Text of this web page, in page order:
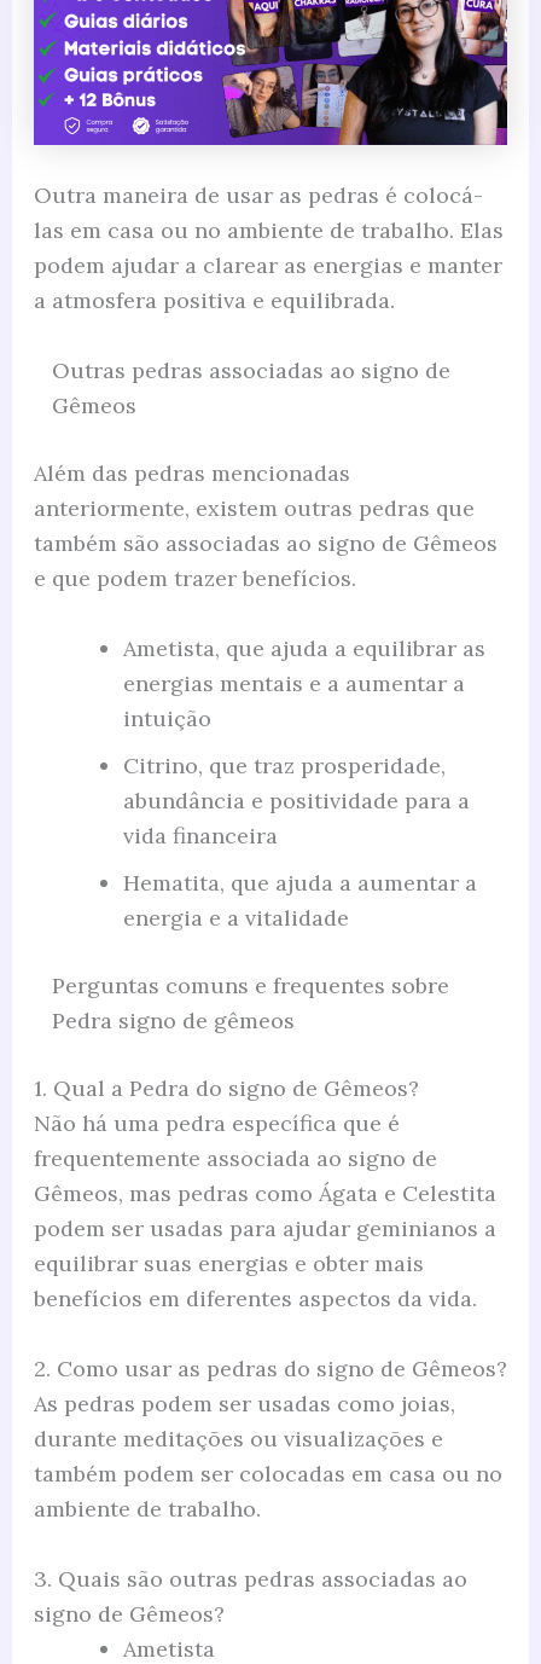
Outra maneira de usar as pedras é colocá-
las em casa ou no ambiente de trabalho. Elas
podem ajudar a clarear as energias e manter
a atmosfera positiva e equilibrada.
Outras pedras associadas ao signo de
Gêmeos
Além das pedras mencionadas
anteriormente, existem outras pedras que
também são associadas ao signo de Gêmeos
e que podem trazer benefícios.
Ametista, que ajuda a equilibrar as
energias mentais e a aumentar a
intuição
Citrino, que traz prosperidade,
abundância e positividade para a
vida financeira
Hematita, que ajuda a aumentar a
energia e a vitalidade
Perguntas comuns e frequentes sobre
Pedra signo de gêmeos
1. Qual a Pedra do signo de Gêmeos?
Não há uma pedra específica que é
frequentemente associada ao signo de
Gêmeos, mas pedras como Ágata e Celestita
podem ser usadas para ajudar geminianos a
equilibrar suas energias e obter mais
benefícios em diferentes aspectos da vida.
2. Como usar as pedras do signo de Gêmeos?
As pedras podem ser usadas como joias,
durante meditações ou visualizações e
também podem ser colocadas em casa ou no
ambiente de trabalho.
3. Quais são outras pedras associadas ao
signo de Gêmeos?
Ametista